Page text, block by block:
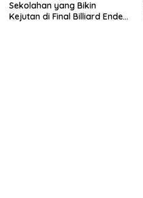
Sekolahan yang Bikin
Kejutan di Final Billiard Ende